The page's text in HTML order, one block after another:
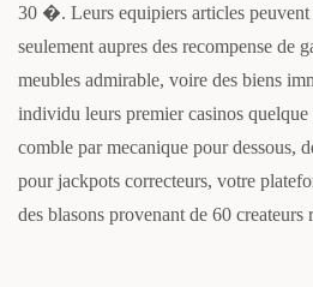
30 �. Leurs equipiers articles peuvent
seulement aupres des recompense de
meubles admirable, voire des biens
individu leurs premier casinos
comble par mecanique pour dessous,
pour jackpots correcteurs, votre
des blasons provenant de 60 createurs